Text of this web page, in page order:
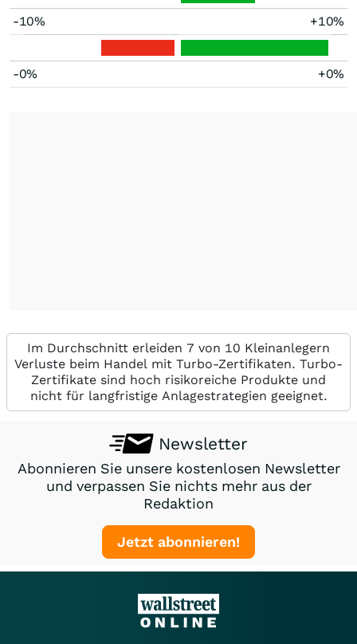
-10% +10%
-0% +0%
Im Durchschnitt erleiden 7 von 10 Kleinanlegern
Verluste beim Handel mit Turbo-Zertifikaten. Turbo-
Zertifikate sind hoch risikoreiche Produkte und
nicht für langfristige Anlagestrategien geeignet.
Newsletter
Abonnieren Sie unsere kostenlosen Newsletter
und verpassen Sie nichts mehr aus der
Redaktion
Jetzt abonnieren!